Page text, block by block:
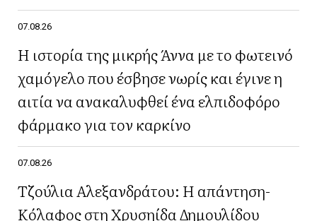
07.08.26
Η ιστορία της μικρής Άννα με το φωτεινό
χαμόγελο που έσβησε νωρίς και έγινε η
αιτία να ανακαλυφθεί ένα ελπιδοφόρο
φάρμακο για τον καρκίνο
07.08.26
Τζούλια Αλεξανδράτου: Η απάντηση-
Κόλαφος στη Χρυσηίδα Δημουλίδου